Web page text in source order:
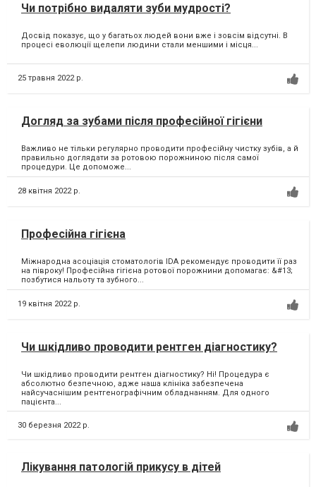
Чи потрібно видаляти зуби мудрості?
Досвід показує, що у багатьох людей вони вже і зовсім відсутні. В
процесі еволюції щелепи людини стали меншими і місця...
25 травня 2022 р.
Догляд за зубами після професійної гігієни
Важливо не тільки регулярно проводити професійну чистку зубів, а й
правильно доглядати за ротовою порожниною після самої
процедури. Це допоможе...
28 квітня 2022 р.
Професійна гігієна
Міжнародна асоціація стоматологів IDA рекомендує проводити її раз
на півроку! Професійна гігієна ротової порожнини допомагає: &#13;
позбутися нальоту та зубного...
19 квітня 2022 р.
Чи шкідливо проводити рентген діагностику?
Чи шкідливо проводити рентген діагностику? Ні! Процедура є
абсолютно безпечною, адже наша клініка забезпечена
найсучаснішим рентгенографічним обладнанням. Для одного
пацієнта...
30 березня 2022 р.
Лікування патологій прикусу в дітей